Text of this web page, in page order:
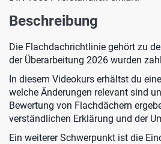
Beschreibung
Die Flachdachrichtlinie gehört zu
der Überarbeitung 2026 wurden
In diesem Videokurs erhältst du
welche Änderungen relevant sind
Bewertung von Flachdächern
verständlichen Erklärung und der
Ein weiterer Schwerpunkt ist die